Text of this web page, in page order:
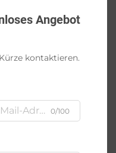
Angebot
kontaktieren.
0/100